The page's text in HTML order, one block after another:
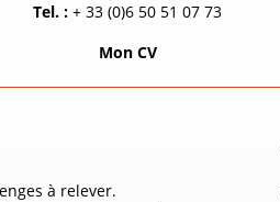
Tel. : + 33 (0)6 50 51 07 73
Mon CV
à relever.